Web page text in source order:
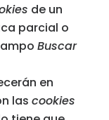
de un
parcial o
Buscar
en
las cookies